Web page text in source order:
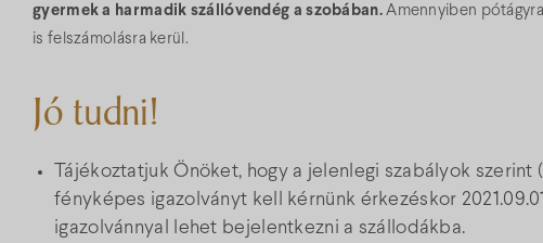
gyermek a harmadik szállóvendég a szobában.Amennyiben
is felszámolásra kerül.
Jó tudni!
Tájékoztatjuk Önöket, hogy a jelenlegi szabályok szerint
fényképes igazolványt kell kérnünk érkezéskor
igazolvánnyal lehet bejelentkezni a szállodákba.